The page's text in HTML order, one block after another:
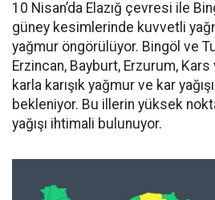
10 Nisan’da Elazığ çevresi ile
güney kesimlerinde kuvvetli
yağmur öngörülüyor. Bingöl ve
Erzincan, Bayburt, Erzurum, Kars
karla karışık yağmur ve kar
bekleniyor. Bu illerin yüksek
yağışı ihtimali bulunuyor.